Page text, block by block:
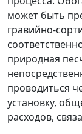
может быть
гравийно-
природная
проводиться
установку,
расходов,